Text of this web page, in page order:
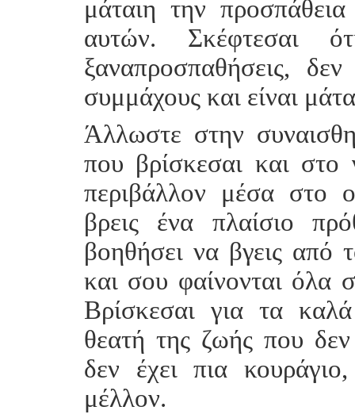
μάταιη την
αυτών. Σκέφτεσαι
ξαναπροσπαθήσεις, δεν
συμμάχους και είναι
Άλλωστε στην
που βρίσκεσαι και στο
περιβάλλον μέσα στο
βρεις ένα πλαίσιο
βοηθήσει να βγεις από
και σου φαίνονται όλα
Βρίσκεσαι για τα
θεατή της ζωής που δεν
δεν έχει πια
μέλλον.